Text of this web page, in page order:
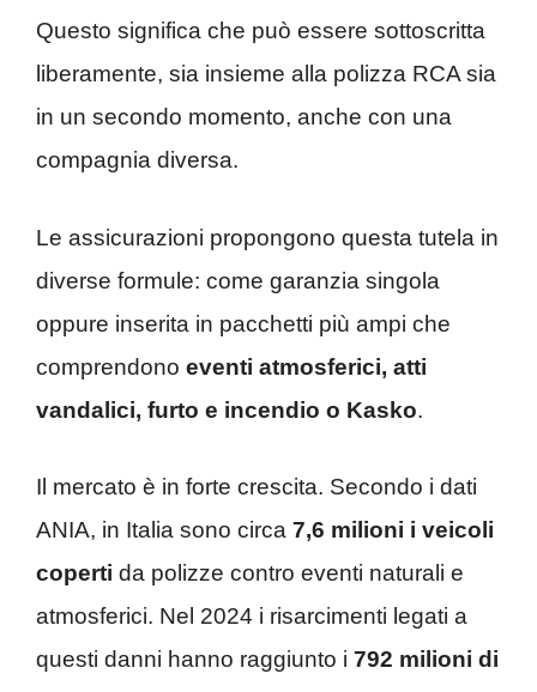
Questo significa che può essere sottoscritta
liberamente, sia insieme alla polizza RCA sia
in un secondo momento, anche con una
compagnia diversa.
Le assicurazioni propongono questa tutela in
diverse formule: come garanzia singola
oppure inserita in pacchetti più ampi che
comprendono eventi atmosferici, atti
vandalici, furto e incendio o Kasko.
Il mercato è in forte crescita. Secondo i dati
ANIA, in Italia sono circa 7,6 milioni i veicoli
coperti da polizze contro eventi naturali e
atmosferici. Nel 2024 i risarcimenti legati a
questi danni hanno raggiunto i 792 milioni di